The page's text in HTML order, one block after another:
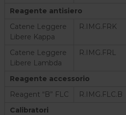
Reagente antisiero
Catene Leggere
Libere Kappa
R.IMG.FRK
Catene Leggere
Libere Lambda
R.IMG.FRL
Reagente accessorio
Reagent “B” FLC
R.IMG.FLC.B
Calibratori